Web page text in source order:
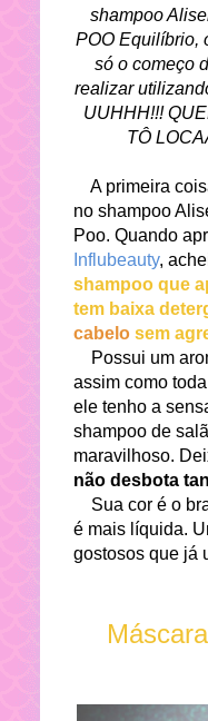
shampoo
POO Equilíbrio,
só o começo
realizar
UUHHH!!!
TÔ
A primeira
no shampoo
Poo. Quando
Influbeauty,
shampoo que
tem baixa
cabelo sem
Possui um
assim como
ele tenho a
shampoo de
maravilhoso.
não desbota
Sua cor é o
é mais líquida.
gostosos que já